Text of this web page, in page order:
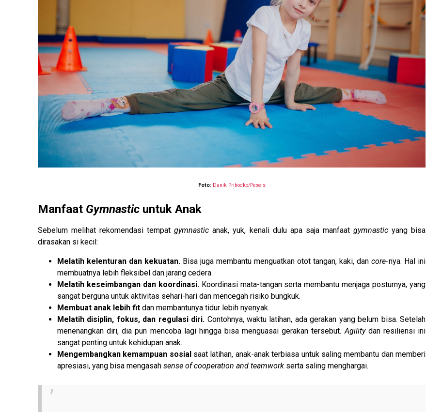
Foto: Danik Prihodko/Pexels
Manfaat Gymnastic untuk Anak
Sebelum melihat rekomendasi tempatgymnastic anak, yuk, kenali dulu apa saja manfaat gymnasticyang bisa
dirasakan si kecil:
Melatih kelenturan dan kekuatan. Bisa juga membantu menguatkan otot tangan, kaki, dan core-nya. Hal ini
membuatnya lebih fleksibel dan jarang cedera.
Melatih keseimbangan dan koordinasi. Koordinasi mata-tangan serta membantu menjaga posturnya, yang
sangat berguna untuk aktivitas sehari-hari dan mencegah risiko bungkuk.
Membuat anak lebih fit dan membantunya tidur lebih nyenyak.
Melatih disiplin, fokus, dan regulasi diri. Contohnya, waktu latihan, ada gerakan yang belum bisa. Setelah
menenangkan diri, dia pun mencoba lagi hingga bisa menguasai gerakan tersebut. Agilitydan resiliensi ini
sangat penting untuk kehidupan anak.
Mengembangkan kemampuan sosialsaat latihan, anak-anak terbiasa untuk saling membantu dan memberi
apresiasi, yang bisa mengasah sense of cooperation and teamwork serta saling menghargai.